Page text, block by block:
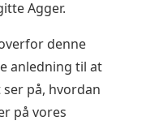
Agger.
denne
anledning til at
på, hvordan
på vores